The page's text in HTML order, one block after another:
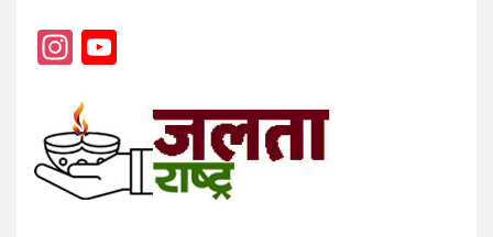
Instagram